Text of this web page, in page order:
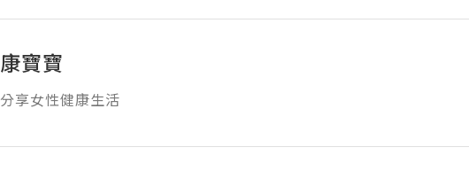
康寶寶
分享女性健康生活